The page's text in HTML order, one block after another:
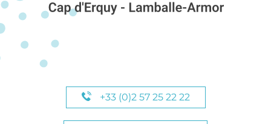
+33 (0)2 57 25 22 22